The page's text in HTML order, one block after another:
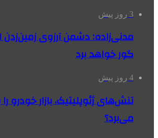
3 روز پیش
مدنی‌زاده: دشمن آرزوی زمین‌زدن
گور خواهد برد
4 روز پیش
تنش‌های ژئوپلیتیک، بازار خودرو
می‌برد؟